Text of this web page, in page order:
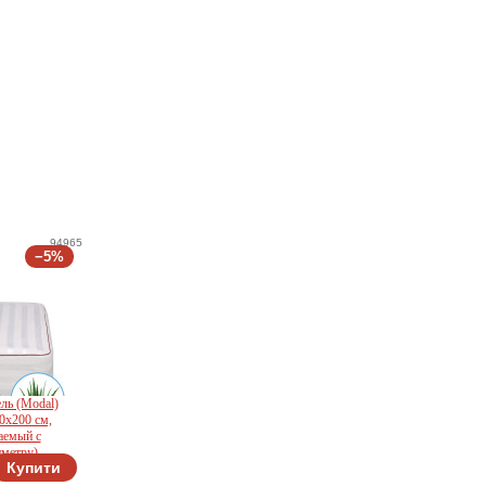
−5%
94965
(Modal)
см,
с
Купити